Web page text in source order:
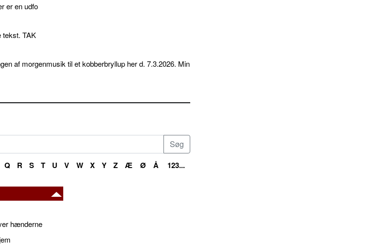
er en udfo
tekst. TAK
af morgenmusik til et kobberbryllup her d. 7.3.2026. Min
Q R S T U V W X Y Z Æ Ø Å 123...
hænderne